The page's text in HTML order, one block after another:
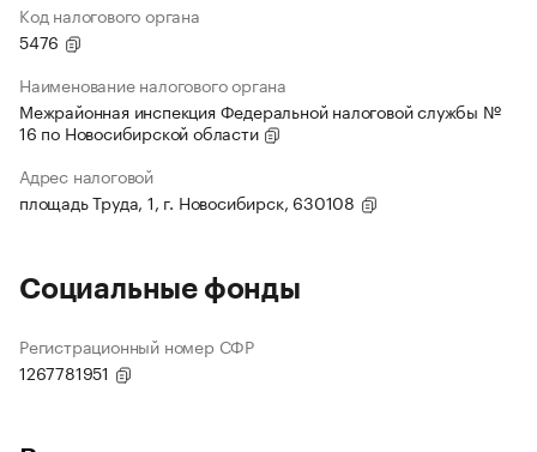
Код налогового органа
5476
Наименование налогового органа
Межрайонная инспекция Федеральной налоговой службы №
16 по Новосибирской области
Адрес налоговой
площадь Труда, 1, г. Новосибирск, 630108
Социальные фонды
Регистрационный номер СФР
1267781951